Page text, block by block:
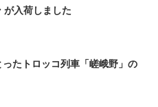
入荷しました
たトロッコ列車「嵯峨野」の